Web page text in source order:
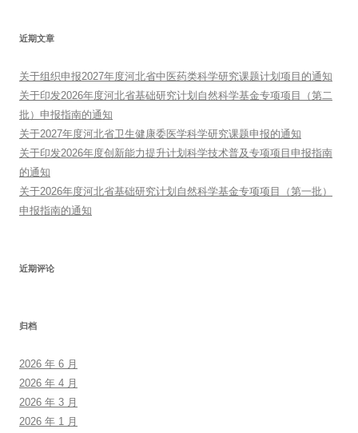
近期文章
关于组织申报2027年度河北省中医药类科学研究课题计划项目的通知
关于印发2026年度河北省基础研究计划自然科学基金专项项目（第二
批）申报指南的通知
关于2027年度河北省卫生健康委医学科学研究课题申报的通知
关于印发2026年度创新能力提升计划科学技术普及专项项目申报指南
的通知
关于2026年度河北省基础研究计划自然科学基金专项项目（第一批）
申报指南的通知
近期评论
归档
2026 年 6 月
2026 年 4 月
2026 年 3 月
2026 年 1 月